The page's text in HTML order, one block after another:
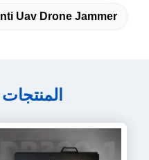
Uav Drone Jammer